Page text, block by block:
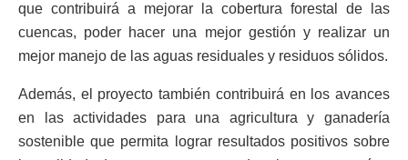
que contribuirá a mejorar la cobertura forestal de las
cuencas, poder hacer una mejor gestión y realizar un
mejor manejo de las aguas residuales y residuos sólidos.
Además, el proyecto también contribuirá en los avances
en las actividades para una agricultura y ganadería
sostenible que permita lograr resultados positivos sobre